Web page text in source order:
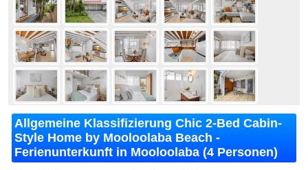
Allgemeine Klassifizierung Chic 2-Bed Cabin-
Style Home by Mooloolaba Beach -
Ferienunterkunft in Mooloolaba (4 Personen)